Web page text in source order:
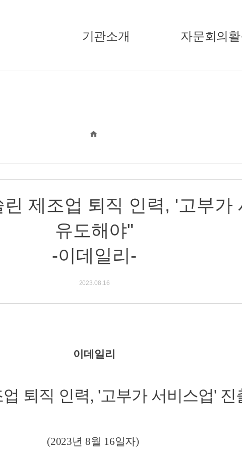
기관소개
오시는길
자문회의
제조업 퇴직 인력, '고부가
유도해야"
-이데일리-
2023.08.16
이데일리
퇴직 인력, '고부가 서비스업' 진
(2023년 8월 16일자)